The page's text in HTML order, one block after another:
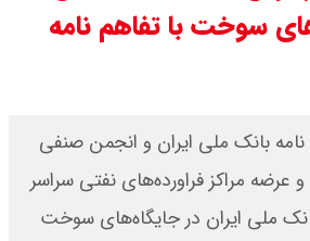
مرداد ۱۴۰۵ / سکه پارسیان ۲۰۰ سوتی
سوخت با تفاهم نامه
بانک ملی ایران و انجمن صنفی
مراکز فراورده‌های نفتی سراسر
ملی ایران در جایگاه‌های سوخت